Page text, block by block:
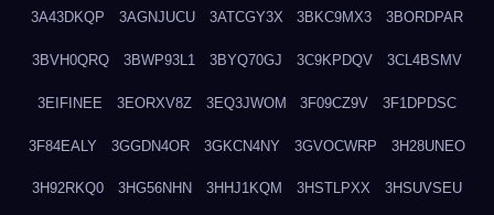
3A43DKQP 3AGNJUCU 3ATCGY3X 3BKC9MX3 3BORDPAR
3BVH0QRQ 3BWP93L1 3BYQ70GJ 3C9KPDQV 3CL4BSMV
3EIFINEE 3EORXV8Z 3EQ3JWOM 3F09CZ9V 3F1DPDSC
3F84EALY 3GGDN4OR 3GKCN4NY 3GVOCWRP 3H28UNEO
3H92RKQ0 3HG56NHN 3HHJ1KQM 3HSTLPXX 3HSUVSEU